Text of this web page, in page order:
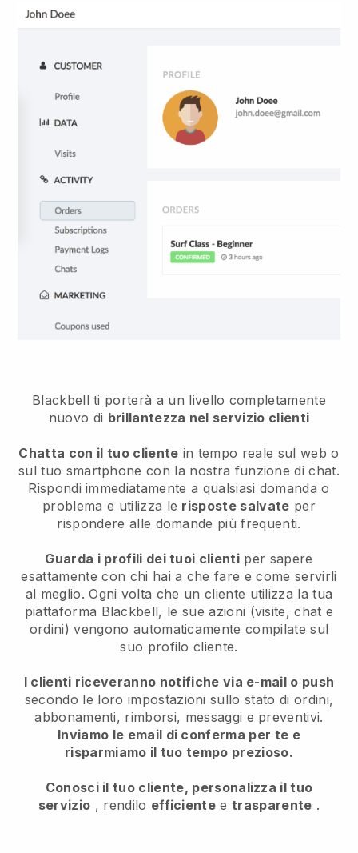
Blackbell ti porterà a un livello completamente
nuovo di brillantezza nel servizio clienti
Chatta con il tuo cliente in tempo reale sul web o
sul tuo smartphone con la nostra funzione di chat.
Rispondi immediatamente a qualsiasi domanda o
problema e utilizza le risposte salvate per
rispondere alle domande più frequenti.
Guarda i profili dei tuoi clienti per sapere
esattamente con chi hai a che fare e come servirli
al meglio. Ogni volta che un cliente utilizza la tua
piattaforma Blackbell, le sue azioni (visite, chat e
ordini) vengono automaticamente compilate sul
suo profilo cliente.
I clienti riceveranno notifiche via e-mail o push
secondo le loro impostazioni sullo stato di ordini,
abbonamenti, rimborsi, messaggi e preventivi.
Inviamo le email di conferma per te e
risparmiamo il tuo tempo prezioso.
Conosci il tuo cliente, personalizza il tuo
servizio , rendilo efficiente etrasparente .